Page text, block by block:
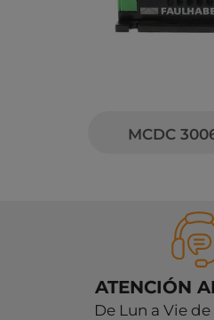
MCDC
ATENCIÓN
De Lun a Vie de